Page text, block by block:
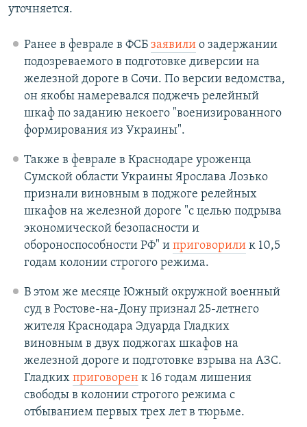
уточняется.
Ранее в феврале в ФСБ заявилио задержании
подозреваемого в подготовке диверсии на
железной дороге в Сочи. По версии ведомства,
он якобы намеревался поджечь релейный
шкаф по заданию некоего "военизированного
формирования из Украины".
Также в феврале в Краснодаре уроженца
Сумской области Украины Ярослава Лозько
признали виновным в поджоге релейных
шкафов на железной дороге "с целью подрыва
экономической безопасности и
обороноспособности РФ" и приговорилик 10,5
годам колонии строгого режима.
В этом же месяце Южный окружной военный
суд в Ростове-на-Дону признал 25-летнего
жителя Краснодара Эдуарда Гладких
виновным в двух поджогах шкафов на
железной дороге и подготовке взрыва на АЗС.
Гладких приговоренк 16 годам лишения
свободы в колонии строгого режима с
отбыванием первых трех лет в тюрьме.